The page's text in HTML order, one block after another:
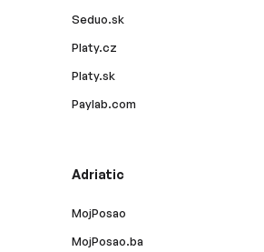
Seduo.sk
Platy.cz
Platy.sk
Paylab.com
Adriatic
MojPosao
MojPosao.ba